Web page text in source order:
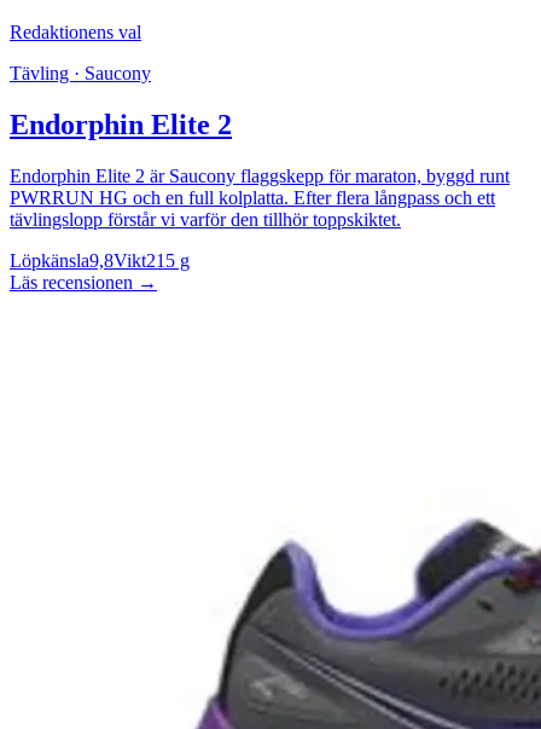
Redaktionens val
Tävling · Saucony
Endorphin Elite 2
Endorphin Elite 2 är Saucony flaggskepp för maraton, byggd runt
PWRRUN HG och en full kolplatta. Efter flera långpass och ett
tävlingslopp förstår vi varför den tillhör toppskiktet.
Löpkänsla9,8Vikt215 g
Läs recensionen →